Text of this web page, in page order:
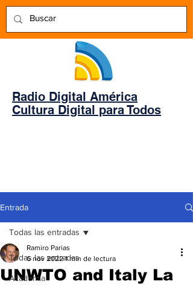
Radio Digital América
Cultura Digital para Todos
Entrada
Todas las entradas
Academia
Todas las entradas
UNWTO and Italy La
Ramiro Parias
6 nov 2022 1 min de lectura